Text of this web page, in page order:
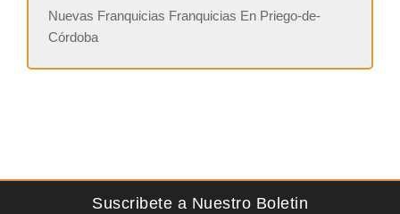
Nuevas Franquicias Franquicias En Priego-de-
Córdoba
Suscribete a Nuestro Boletin